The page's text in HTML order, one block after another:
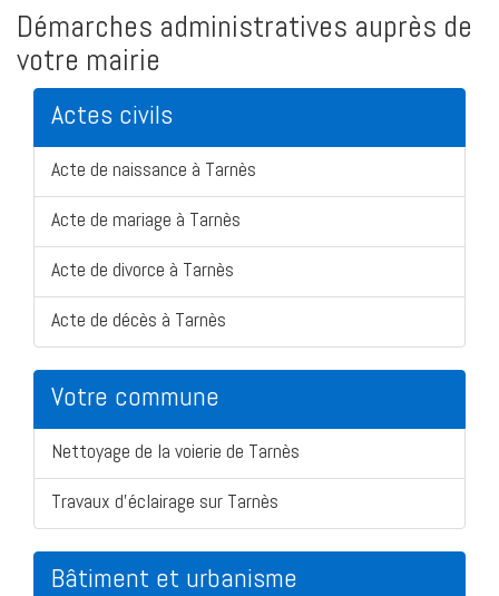
Démarches administratives auprès de
votre mairie
Actes civils
Acte de naissance à Tarnès
Acte de mariage à Tarnès
Acte de divorce à Tarnès
Acte de décès à Tarnès
Votre commune
Nettoyage de la voierie de Tarnès
Travaux d'éclairage sur Tarnès
Bâtiment et urbanisme